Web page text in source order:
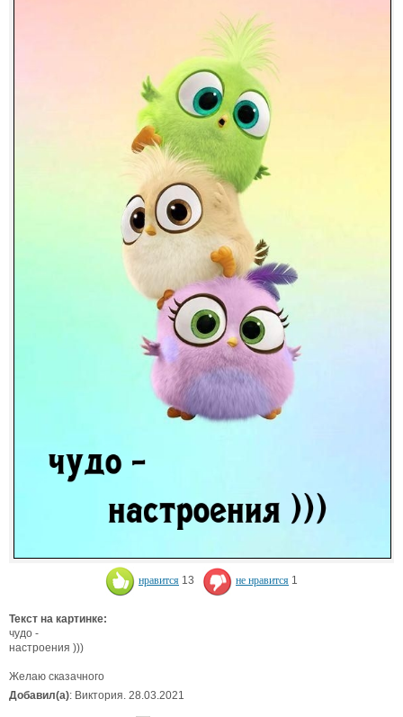
нравится 13 не нравится 1
Текст на картинке:
чудо -
настроения )))
Желаю сказачного
Добавил(а): Виктория. 28.03.2021